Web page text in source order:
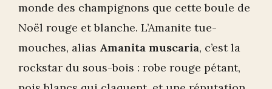
monde des champignons que cette boule de
Noël rouge et blanche. L’Amanite tue-
mouches, alias Amanita muscaria, c’est la
rockstar du sous-bois : robe rouge pétant,